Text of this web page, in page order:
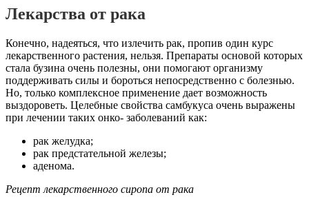
Лекарства от рака
Конечно, надеяться, что излечить рак, пропив один курс
лекарственного растения, нельзя. Препараты основой которых
стала бузина очень полезны, они помогают организму
поддерживать силы и бороться непосредственно с болезнью.
Но, только комплексное применение дает возможность
выздороветь. Целебные свойства самбукуса очень выражены
при лечении таких онко- заболеваний как:
рак желудка;
рак предстательной железы;
аденома.
Рецепт лекарственного сиропа от рака